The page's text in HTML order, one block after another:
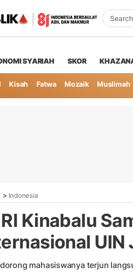
SYARIAH SKOR
Kisah Fatwa Mozaik Muslimah
> Indonesia
Kinabalu
UIN
mahasiswanya terjun